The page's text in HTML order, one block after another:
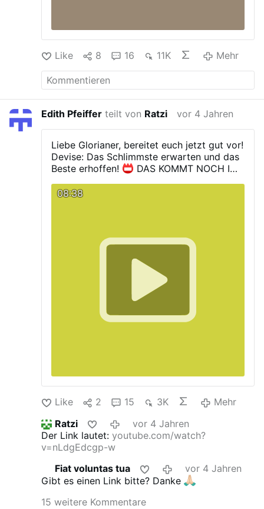
Like 8 16 11K Mehr
Edith Pfeiffer teilt von Ratzi vor 4 Jahren
Liebe Glorianer, bereitet euch jetzt gut vor!
Devise: Das Schlimmste erwarten und das
Beste erhoffen!
DAS KOMMT NOCH IM
WARNUNG! ICH SAGE ES JETZT! JETZT
08:38
Like 2 15 3K
Mehr
Ratzi
vor 4 Jahren
Der Link lautet:youtube.com/watch?
v=nLdgEdcgp-w
Fiat voluntas tua
vor 4 Jahren
Gibt es einen Link bitte? Danke
15 weitere Kommentare